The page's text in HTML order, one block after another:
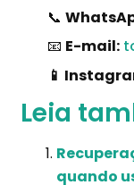
📞
📧 E-mail:
📱
Leia
quando